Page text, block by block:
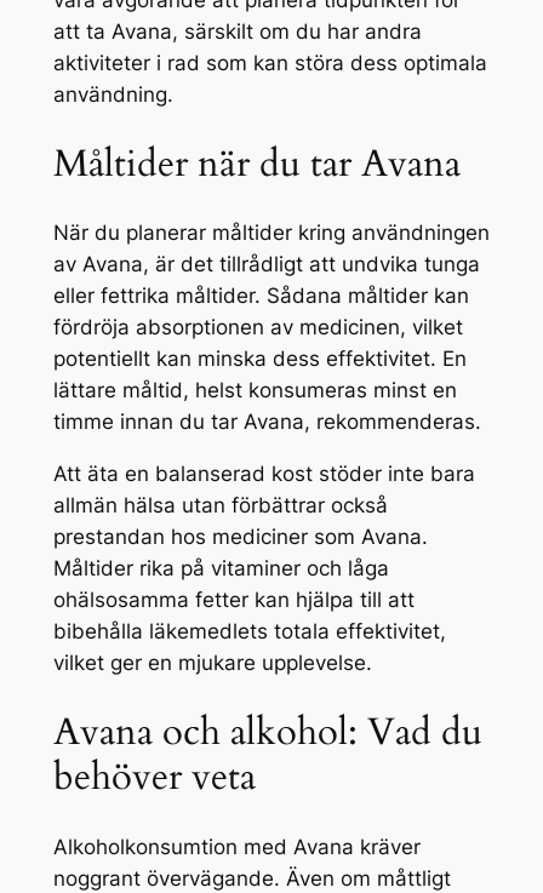
att ta Avana, särskilt om du har andra
aktiviteter i rad som kan störa dess optimala
användning.
Måltider när du tar Avana
När du planerar måltider kring användningen
av Avana, är det tillrådligt att undvika tunga
eller fettrika måltider. Sådana måltider kan
fördröja absorptionen av medicinen, vilket
potentiellt kan minska dess effektivitet. En
lättare måltid, helst konsumeras minst en
timme innan du tar Avana, rekommenderas.
Att äta en balanserad kost stöder inte bara
allmän hälsa utan förbättrar också
prestandan hos mediciner som Avana.
Måltider rika på vitaminer och låga
ohälsosamma fetter kan hjälpa till att
bibehålla läkemedlets totala effektivitet,
vilket ger en mjukare upplevelse.
Avana och alkohol: Vad du
behöver veta
Alkoholkonsumtion med Avana kräver
noggrant övervägande. Även om måttligt